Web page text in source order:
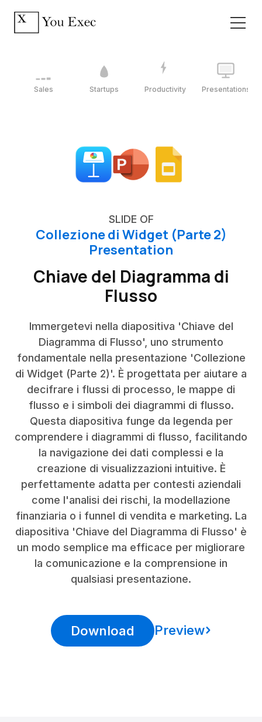
Sales Startups Productivity Presentations
SLIDE OF
Collezione di Widget (Parte 2)
Presentation
Chiave del Diagramma di
Flusso
Immergetevi nella diapositiva 'Chiave del
Diagramma di Flusso', uno strumento
fondamentale nella presentazione 'Collezione
di Widget (Parte 2)'. È progettata per aiutare a
decifrare i flussi di processo, le mappe di
flusso e i simboli dei diagrammi di flusso.
Questa diapositiva funge da legenda per
comprendere i diagrammi di flusso, facilitando
la navigazione dei dati complessi e la
creazione di visualizzazioni intuitive. È
perfettamente adatta per contesti aziendali
come l'analisi dei rischi, la modellazione
finanziaria o i funnel di vendita e marketing. La
diapositiva 'Chiave del Diagramma di Flusso' è
un modo semplice ma efficace per migliorare
la comunicazione e la comprensione in
qualsiasi presentazione.
Download Preview